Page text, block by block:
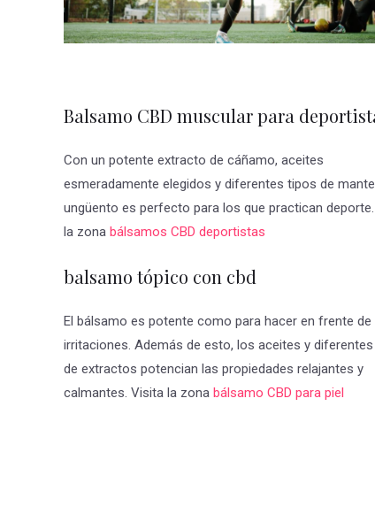
Balsamo CBD muscular para
Con un potente extracto de cáñamo, aceites
esmeradamente elegidos y diferentes tipos de
ungüento es perfecto para los que practican
la zona bálsamos CBD deportistas
balsamo tópico con cbd
El bálsamo es potente como para hacer en frente de
irritaciones. Además de esto, los aceites y
de extractos potencian las propiedades relajantes y
calmantes. Visita la zona bálsamo CBD para piel